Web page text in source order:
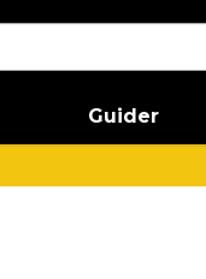
Guider